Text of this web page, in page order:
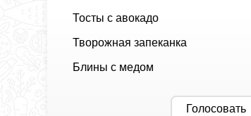
Тосты с авокадо
Творожная запеканка
Блины с медом
Голосовать